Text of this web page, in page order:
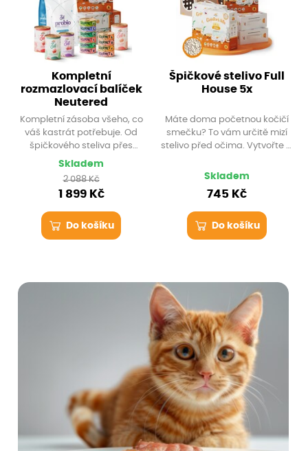
Kompletní
rozmazlovací balíček
Neutered
Kompletní zásoba všeho, co
váš kastrát potřebuje. Od
špičkového steliva přes
speciální granule až po
podobě Gourmet porcí a
konzerv Zuii. Získejte dopravu
zdarma a originální krabicový
domeček jako bonus!
Skladem
2 088 Kč
1 899 Kč
Do košíku
Špičkové stelivo Full
House 5x
Máte doma početnou kočičí
smečku? To vám určitě mizí
stelivo před očima. Vytvořte si
nestane prekérka. Prémiové
(cca 5,5 kg) zvládne pořádnou
nálož, uzamkne v sobě
všechen zápach a je dokonale
bezprašné. A navíc s dopravou
Skladem
745 Kč
Do košíku